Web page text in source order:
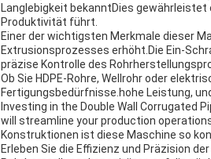
Langlebigkeit bekanntDies
Produktivität führt.
Einer der wichtigsten Merkmale dieser
Extrusionsprozesses erhöht.Die Ein-
präzise Kontrolle des
Ob Sie HDPE-Rohre, Wellrohr oder
Fertigungsbedürfnisse.hohe Leistung,
Investing in the Double Wall Corrugated
will streamline your production
Konstruktionen ist diese Maschine so
Erleben Sie die Effizienz und Präzision